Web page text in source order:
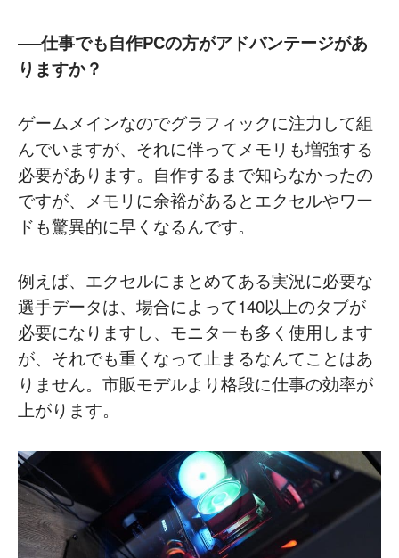
──仕事でも自作PCの方がアドバンテージがあ
りますか？
ゲームメインなのでグラフィックに注力して組
んでいますが、それに伴ってメモリも増強する
必要があります。自作するまで知らなかったの
ですが、メモリに余裕があるとエクセルやワー
ドも驚異的に早くなるんです。
例えば、エクセルにまとめてある実況に必要な
選手データは、場合によって140以上のタブが
必要になりますし、モニターも多く使用します
が、それでも重くなって止まるなんてことはあ
りません。市販モデルより格段に仕事の効率が
上がります。